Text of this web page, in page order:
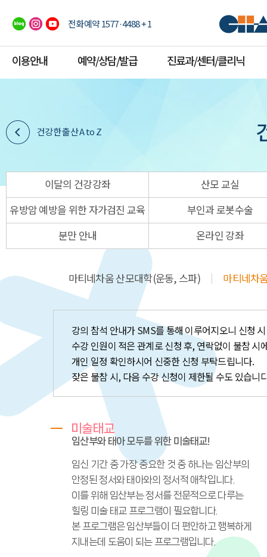
전화예약 1577·4488 + 1
이용안내 예약/상담/발급 진료과/센터/클리닉
건강한 출산 A to Z
이달의 건강강좌
산모 교실
유방암 예방을 위한 자가검진 교육
부인과 로봇수술
분만 안내
온라인 강좌
마티네차움 산모대학(운동, 스파) 마티네차
강의 참석 안내가 SMS를 통해 이루어지오니 신청
수강 인원이 적은 관계로 신청 후, 연락없이 불참 시
개인 일정 확인하시어 신중한 신청 부탁드립니다.
잦은 불참 시, 다음 수강 신청이 제한될 수도 있습니
미술태교
임산부와 태아 모두를 위한 미술태교!
임신 기간 중 가장 중요한 것 중 하나는 임산부의
안정된 정서와 태아와의 정서적 애착입니다.
이를 위해 임산부는 정서를 전문적으로 다루는
힐링 미술 태교 프로그램이 필요합니다.
본 프로그램은 임산부들이 더 편안하고 행복하게
지내는데 도움이 되는 프로그램입니다.